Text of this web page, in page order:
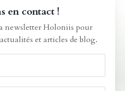
en contact !
newsletter Holoniis pour
et articles de blog.